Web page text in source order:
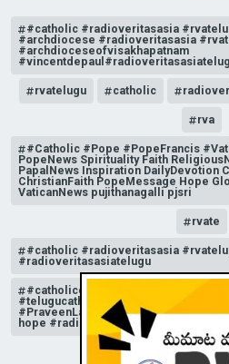
#catholic #radioveritasasia
#archdiocese #radioveritasasia
#archdioceseofvisakhapatnam
rvatelugu catholic
rva
#Catholic #Pope #PopeFrancis
PopeNews Spirituality Faith
PapalNews Inspiration DailyDevotion
ChristianFaith PopeMessage Hope
VaticanNews pujithanagalli pjsri
rvate
#catholic #radioveritasasia
#radioveritasasiatelugu
#catholicchurchnews
#telugucatholicchurch
#PraveenLakkisetti #reflection
hope #radioveritas #rvatelugu #viral